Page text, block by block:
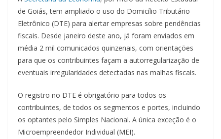
de Goiás, tem ampliado o uso do Domicílio Tributário
Eletrônico (DTE) para alertar empresas sobre pendências
fiscais. Desde janeiro deste ano, já foram enviados em
média 2 mil comunicados quinzenais, com orientações
para que os contribuintes façam a autorregularização de
eventuais irregularidades detectadas nas malhas fiscais.
O registro no DTE é obrigatório para todos os
contribuintes, de todos os segmentos e portes, incluindo
os optantes pelo Simples Nacional. A única exceção é o
Microempreendedor Individual (MEI).